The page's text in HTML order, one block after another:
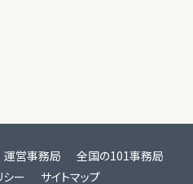
運営事務局
全国の101事務局
シー
サイトマップ